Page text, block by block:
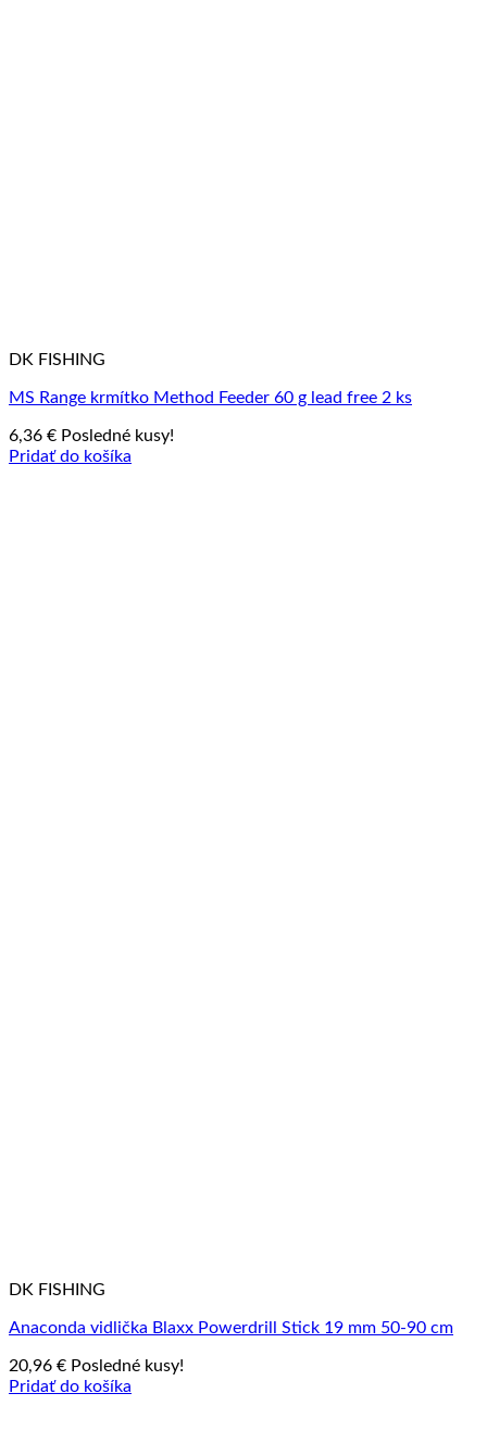
DK FISHING
MS Range krmítko Method Feeder 60 g lead free 2 ks
6,36 € Posledné kusy!
Pridať do košíka
DK FISHING
Anaconda vidlička Blaxx Powerdrill Stick 19 mm 50-90 cm
20,96 € Posledné kusy!
Pridať do košíka